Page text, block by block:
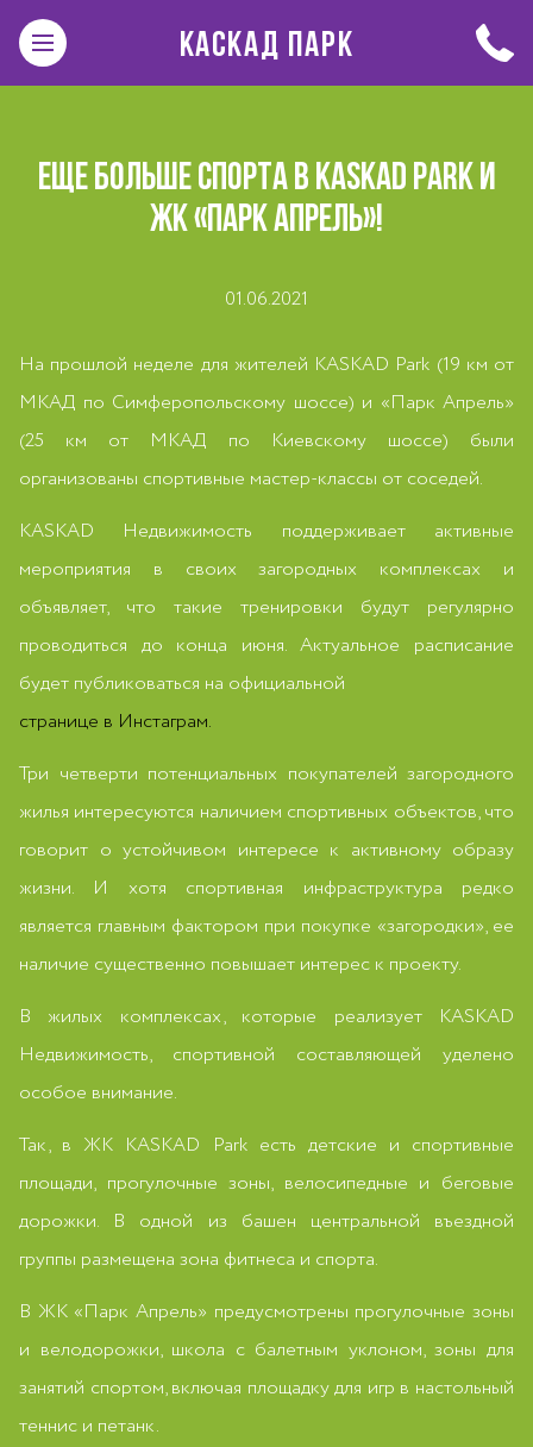
КАСКАД ПАРК
ЕЩЕ БОЛЬШЕ СПОРТА В KASKAD PARK И
ЖК «ПАРК АПРЕЛЬ»!
01.06.2021
На прошлой неделе для жителей KASKAD Park (19 км от
МКАД по Симферопольскому шоссе) и «Парк Апрель»
(25 км от МКАД по Киевскому шоссе) были
организованы спортивные мастер-классы от соседей.
KASKAD Недвижимость поддерживает активные
мероприятия в своих загородных комплексах и
объявляет, что такие тренировки будут регулярно
проводиться до конца июня. Актуальное расписание
будет публиковаться на официальной
странице в Инстаграм.
Три четверти потенциальных покупателей загородного
жилья интересуются наличием спортивных объектов, что
говорит о устойчивом интересе к активному образу
жизни. И хотя спортивная инфраструктура редко
является главным фактором при покупке «загородки», ее
наличие существенно повышает интерес к проекту.
В жилых комплексах, которые реализует KASKAD
Недвижимость, спортивной составляющей уделено
особое внимание.
Так, в ЖК KASKAD Park есть детские и спортивные
площади, прогулочные зоны, велосипедные и беговые
дорожки. В одной из башен центральной въездной
группы размещена зона фитнеса и спорта.
В ЖК «Парк Апрель» предусмотрены прогулочные зоны
и велодорожки, школа с балетным уклоном, зоны для
занятий спортом, включая площадку для игр в настольный
теннис и петанк.